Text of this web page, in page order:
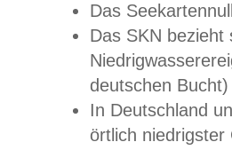
Das
Das SKN
deutschen
In Deutschland
örtlich